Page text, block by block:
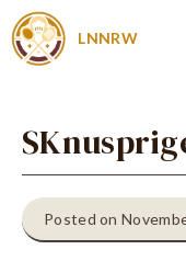
Zum
Inhalt
LNNRW
Posted on